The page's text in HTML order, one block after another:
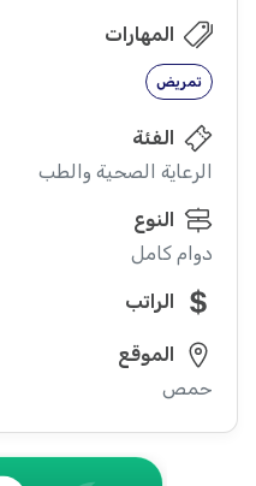
المهارات
تمريض
الفئة
الرعاية الصحية والطب
النوع
دوام كامل
الراتب
الموقع
حمص